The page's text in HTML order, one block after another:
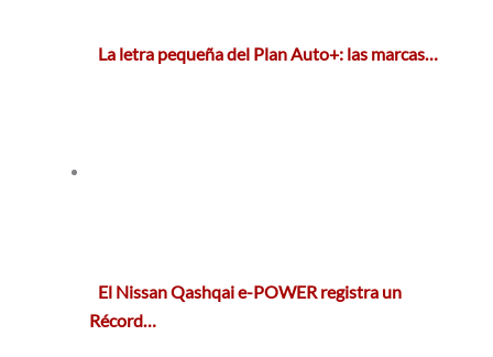
La letra pequeña del Plan Auto+: las marcas…
El Nissan Qashqai e-POWER registra un
Récord…